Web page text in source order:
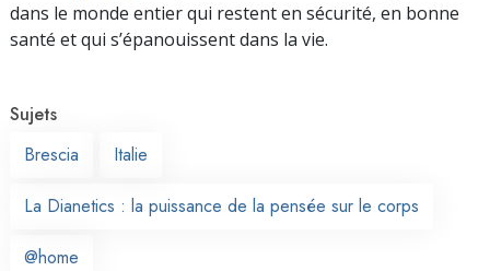
dans le monde entier qui restent en sécurité, en bonne
santé et qui s’épanouissent dans la vie.
Sujets
Brescia
Italie
La Dianetics : la puissance de la pensée sur le corps
@home